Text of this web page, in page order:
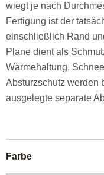
wiegt je nach
Fertigung ist der
einschließlich Rand
Plane dient als
Wärmehaltung,
Absturzschutz werden
ausgelegte separate
Farbe